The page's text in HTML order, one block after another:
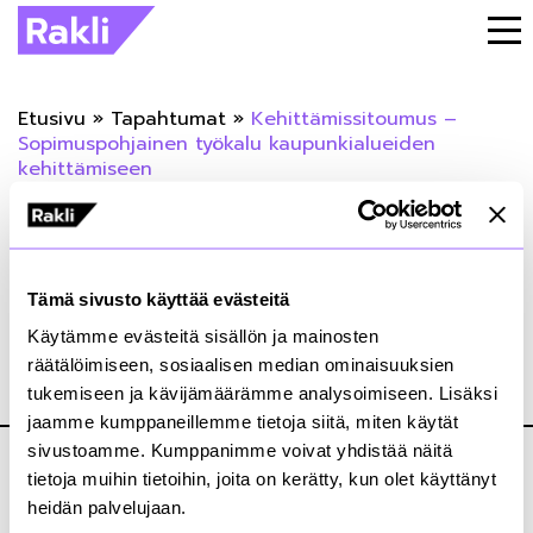
Tämä sivusto käyttää evästeitä
Käytämme evästeitä sisällön ja mainosten
räätälöimiseen, sosiaalisen median ominaisuuksien
tukemiseen ja kävijämäärämme analysoimiseen. Lisäksi
jaamme kumppaneillemme tietoja siitä, miten käytät
sivustoamme. Kumppanimme voivat yhdistää näitä
tietoja muihin tietoihin, joita on kerätty, kun olet käyttänyt
heidän palvelujaan.
Etusivu » Tapahtumat » Kehittämissitoumus –
Sopimuspohjainen työkalu kaupunkialueiden
kehittämiseen
« Takaisin tapahtumiin
Kehittämissitoumus – Sopimuspohjainen
työkalu kaupunkialueiden kehittämiseen
06.02.2024